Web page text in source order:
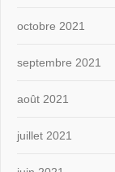
octobre 2021
septembre 2021
août 2021
juillet 2021